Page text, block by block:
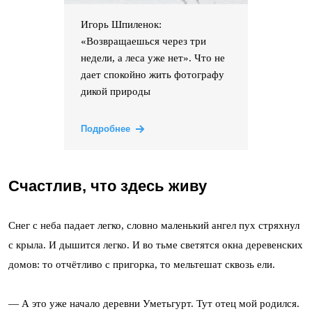
Игорь Шпиленок:
«Возвращаешься через три
недели, а леса уже нет». Что не
дает спокойно жить фотографу
дикой природы
Подробнее
Счастлив, что здесь живу
Снег с неба падает легко, словно маленький ангел пух стряхнул
с крыла. И дышится легко. И во тьме светятся окна деревенских
домов: то отчётливо с пригорка, то мельтешат сквозь ели.
— А это уже начало деревни Уметьгурт. Тут отец мой родился.